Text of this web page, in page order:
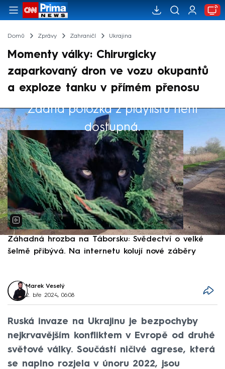
Domů Zprávy Zahraničí Ukrajina
Momenty války: Chirurgicky
zaparkovaný dron ve vozu okupantů
a exploze tanku v přímém přenosu
Žádná položka z playlistu není
dostupná.
Výběr redakce
Záhadná hrozba na Táborsku: Svědectví o velké
šelmě přibývá. Na internetu kolují nové záběry
Marek Veselý
2. bře 2024, 06:08
Ruská invaze na Ukrajinu je bezpochyby
nejkrvavějším konfliktem v Evropě od druhé
světové války. Součástí ničivé agrese, která
se naplno rozjela v únoru 2022, jsou